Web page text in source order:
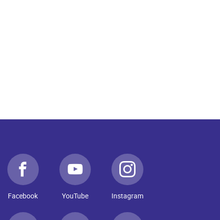
Facebook YouTube Instagram